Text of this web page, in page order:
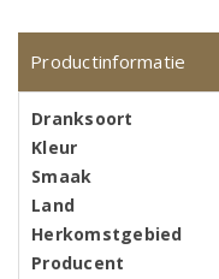
Productinformatie
Dranksoort
Kleur
Smaak
Land
Herkomstgebied
Producent